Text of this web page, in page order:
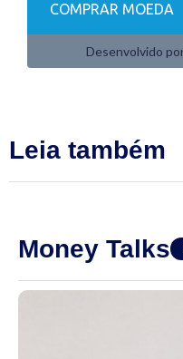
Leia também
Money Talks